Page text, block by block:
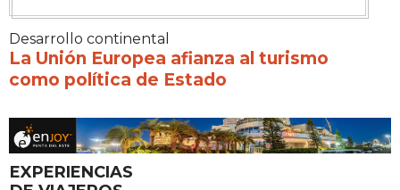
Desarrollo continental
La Unión Europea afianza al turismo
como política de Estado
EXPERIENCIAS